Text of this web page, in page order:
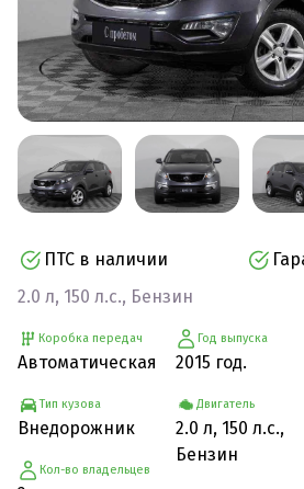
ПТС в наличии
2.0 л, 150 л.с., Бензин
Коробка передач
Автоматическая
Тип кузова
Внедорожник
Кол-во владельцев
Год выпуска
2015 год.
Двигатель
2.0 л, 150 л.с.,
Бензин